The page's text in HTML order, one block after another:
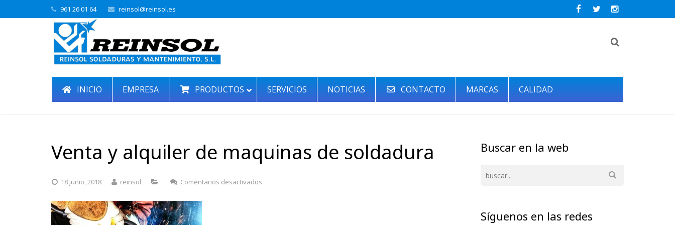
961 26 01 64 reinsol@reinsol.es
INICIO EMPRESA PRODUCTOS SERVICIOS NOTICIAS CONTACTO MARCAS CALIDAD
Venta y alquiler de maquinas de soldadura
18 junio, 2018 reinsol Comentarios desactivados
Buscar en la web
Síguenos en las redes